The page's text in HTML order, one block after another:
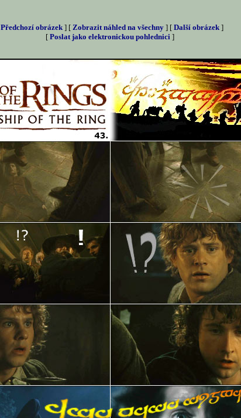
Předchozí obrázek ] [ Zobrazit náhled na všechny ] [ Další obrázek ]
[ Poslat jako elektronickou pohlednici ]